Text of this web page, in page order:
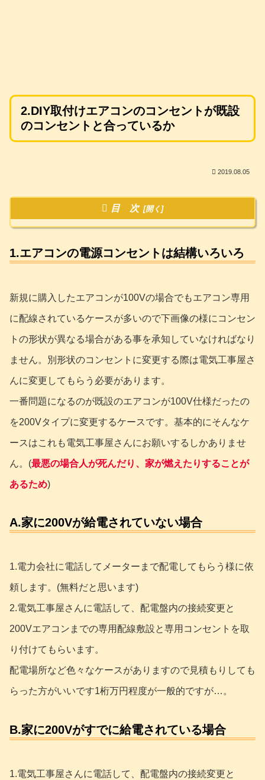
2.DIY取付けエアコンのコンセントが既設
のコンセントと合っているか
2019.08.05
目 次
1.エアコンの電源コンセントは結構いろいろ
新規に購入したエアコンが100Vの場合でもエアコン専用
に配線されているケースが多いので下画像の様にコンセン
トの形状が異なる場合がある事を承知していなければなり
ません。別形状のコンセントに変更する際は電気工事屋さ
んに変更してもらう必要があります。
一番問題になるのが既設のエアコンが100V仕様だったの
を200Vタイプに変更するケースです。基本的にそんなケ
ースはこれも電気工事屋さんにお願いするしかありませ
ん。(最悪の場合人が死んだり、家が燃えたりすることが
あるため)
A.家に200Vが給電されていない場合
1.電力会社に電話してメーターまで配電してもらう様に依
頼します。(無料だと思います)
2.電気工事屋さんに電話して、配電盤内の接続変更と
200Vエアコンまでの専用配線敷設と専用コンセントを取
り付けてもらいます。
配電場所など色々なケースがありますので見積もりしても
らった方がいいです1桁万円程度が一般的ですが…。
B.家に200Vがすでに給電されている場合
1.電気工事屋さんに電話して、配電盤内の接続変更と